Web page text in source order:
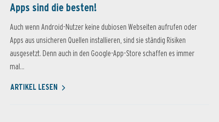
Apps sind die besten!
Auch wenn Android-Nutzer keine dubiosen Webseiten aufrufen oder
Apps aus unsicheren Quellen installieren, sind sie ständig Risiken
ausgesetzt. Denn auch in den Google-App-Store schaffen es immer
mal...
ARTIKEL LESEN